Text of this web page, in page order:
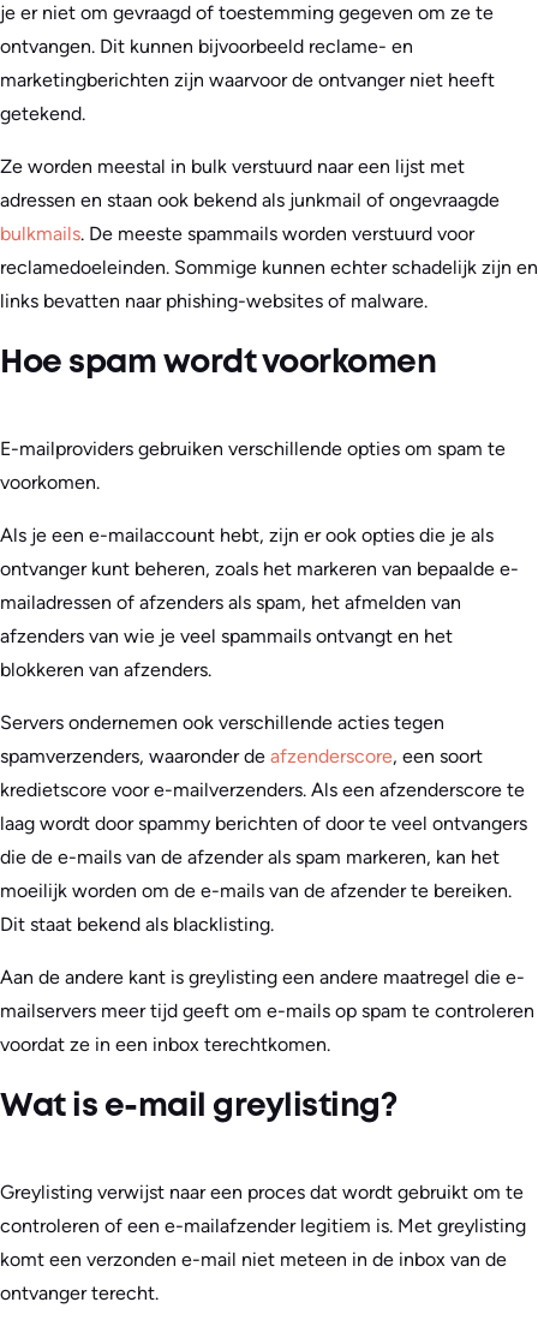
je er niet om gevraagd of toestemming gegeven om ze te
ontvangen. Dit kunnen bijvoorbeeld reclame- en
marketingberichten zijn waarvoor de ontvanger niet heeft
getekend.
Ze worden meestal in bulk verstuurd naar een lijst met
adressen en staan ook bekend als junkmail of ongevraagde
bulkmails. De meeste spammails worden verstuurd voor
reclamedoeleinden. Sommige kunnen echter schadelijk zijn en
links bevatten naar phishing-websites of malware.
Hoe spam wordt voorkomen
E-mailproviders gebruiken verschillende opties om spam te
voorkomen.
Als je een e-mailaccount hebt, zijn er ook opties die je als
ontvanger kunt beheren, zoals het markeren van bepaalde e-
mailadressen of afzenders als spam, het afmelden van
afzenders van wie je veel spammails ontvangt en het
blokkeren van afzenders.
Servers ondernemen ook verschillende acties tegen
spamverzenders, waaronder de afzenderscore, een soort
kredietscore voor e-mailverzenders. Als een afzenderscore te
laag wordt door spammy berichten of door te veel ontvangers
die de e-mails van de afzender als spam markeren, kan het
moeilijk worden om de e-mails van de afzender te bereiken.
Dit staat bekend als blacklisting.
Aan de andere kant is greylisting een andere maatregel die e-
mailservers meer tijd geeft om e-mails op spam te controleren
voordat ze in een inbox terechtkomen.
Wat is e-mail greylisting?
Greylisting verwijst naar een proces dat wordt gebruikt om te
controleren of een e-mailafzender legitiem is. Met greylisting
komt een verzonden e-mail niet meteen in de inbox van de
ontvanger terecht.